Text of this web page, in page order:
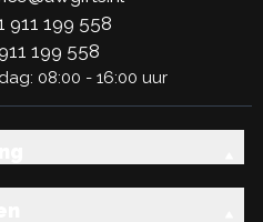
911 199 558
199 558
08:00 - 16:00 uur